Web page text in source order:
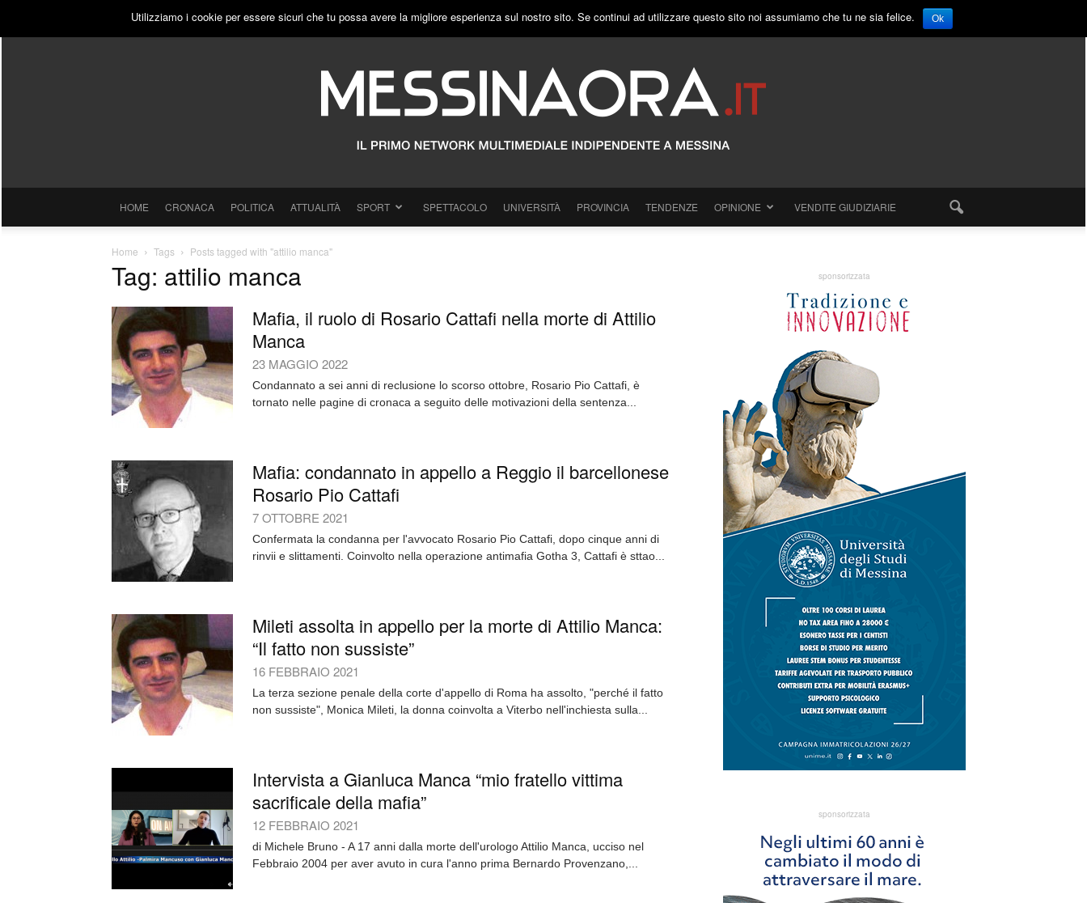
GIOVEDÌ, 6 AGOSTO 2026 PUBBLICITÀ
HOME CRONACA POLITICA ATTUALITÀ SPORT SPETTACOLO UNIVERSITÀ PROVINCIA TENDENZE OPINIONE VENDITE GIUDIZIARIE
Home Tags Posts tagged with "attilio manca"
Tag: attilio manca
Mafia, il ruolo di Rosario Cattafi nella morte di Attilio
Manca
23 MAGGIO 2022
Condannato a sei anni di reclusione lo scorso ottobre, Rosario Pio Cattafi, è
tornato nelle pagine di cronaca a seguito delle motivazioni della sentenza...
Mafia: condannato in appello a Reggio il barcellonese
Rosario Pio Cattafi
7 OTTOBRE 2021
Confermata la condanna per l'avvocato Rosario Pio Cattafi, dopo cinque anni di
rinvii e slittamenti. Coinvolto nella operazione antimafia Gotha 3, Cattafi è sttao...
Mileti assolta in appello per la morte di Attilio Manca:
“Il fatto non sussiste”
16 FEBBRAIO 2021
La terza sezione penale della corte d'appello di Roma ha assolto, "perché il fatto
non sussiste", Monica Mileti, la donna coinvolta a Viterbo nell'inchiesta sulla...
Intervista a Gianluca Manca “mio fratello vittima
sacrificale della mafia”
12 FEBBRAIO 2021
di Michele Bruno - A 17 anni dalla morte dell'urologo Attilio Manca, ucciso nel
Febbraio 2004 per aver avuto in cura l'anno prima Bernardo Provenzano,...
sponsorizzata
sponsorizzata
Utilizziamo i cookie per essere sicuri che tu possa avere la migliore esperienza sul nostro sito. Se continui ad utilizzare questo sito noi assumiamo che tu ne sia felice. Ok